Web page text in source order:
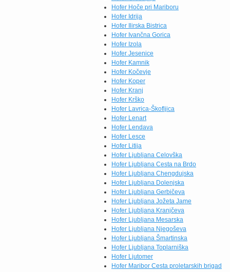
Hofer Hoče pri Mariboru
Hofer Idrija
Hofer Ilirska Bistrica
Hofer Ivančna Gorica
Hofer Izola
Hofer Jesenice
Hofer Kamnik
Hofer Kočevje
Hofer Koper
Hofer Kranj
Hofer Krško
Hofer Lavrica-Škofljica
Hofer Lenart
Hofer Lendava
Hofer Lesce
Hofer Litija
Hofer Ljubljana Celovška
Hofer Ljubljana Cesta na Brdo
Hofer Ljubljana Chengdujska
Hofer Ljubljana Dolenjska
Hofer Ljubljana Gerbičeva
Hofer Ljubljana Jožeta Jame
Hofer Ljubljana Kranjčeva
Hofer Ljubljana Mesarska
Hofer Ljubljana Njegoševa
Hofer Ljubljana Šmartinska
Hofer Ljubljana Toplarniška
Hofer Ljutomer
Hofer Maribor Cesta proletarskih brigad